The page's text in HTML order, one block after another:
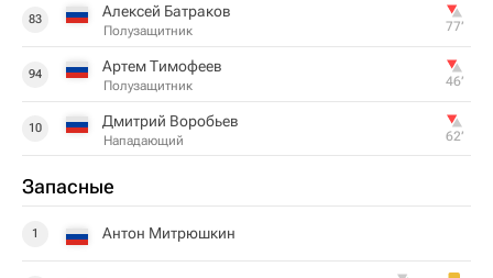
83 Алексей Батраков
Полузащитник 77‎’‎
94 Артем Тимофеев
Полузащитник 46‎’‎
10 Дмитрий Воробьев
Нападающий 62‎’‎
Запасные
1 Антон Митрюшкин